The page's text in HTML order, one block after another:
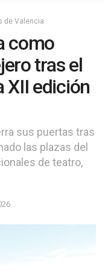
de Valencia
como
tras el
XII edición
sus puertas tras
las plazas del
de teatro,